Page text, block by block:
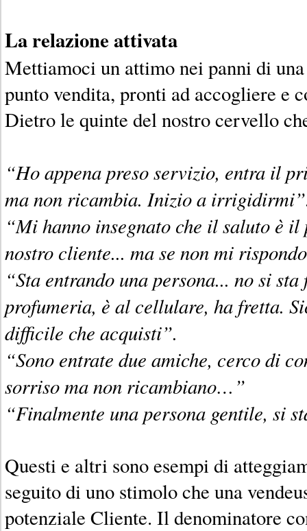
La relazione attivata
Mettiamoci un attimo nei panni di
punto vendita, pronti ad accogliere e
Dietro le quinte del nostro cervello
“Ho appena preso servizio, entra il
ma non ricambia. Inizio a
“Mi hanno insegnato che il saluto è
nostro cliente... ma se non mi
“Sta entrando una persona... no si
profumeria, è al cellulare, ha fretta.
difficile che acquisti”.
“Sono entrate due amiche, cerco di
sorriso ma non ricambiano…”
“Finalmente una persona gentile, si
Questi e altri sono esempi di
seguito di uno stimolo che una
potenziale Cliente. Il denominatore